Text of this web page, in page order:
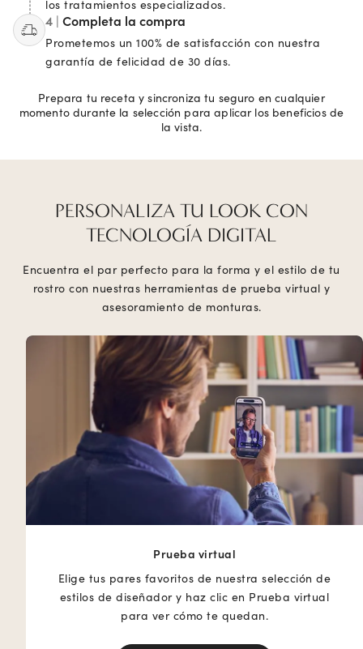
los tratamientos especializados.
4 | Completa la compra
Prometemos un 100% de satisfacción con nuestra
garantía de felicidad de 30 días.
Prepara tu receta y sincroniza tu seguro en cualquier
momento durante la selección para aplicar los beneficios de
la vista.
PERSONALIZA TU LOOK CON
TECNOLOGÍA DIGITAL
Encuentra el par perfecto para la forma y el estilo de tu
rostro con nuestras herramientas de prueba virtual y
asesoramiento de monturas.
Prueba virtual
Elige tus pares favoritos de nuestra selección de
estilos de diseñador y haz clic en Prueba virtual
para ver cómo te quedan.